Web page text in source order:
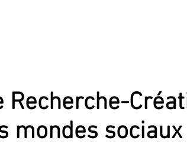
Recherche-
mondes sociaux